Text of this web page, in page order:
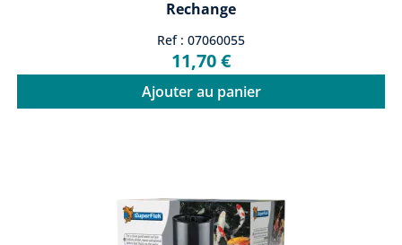
Rechange
Ref : 07060055
11,70 €
Ajouter au panier